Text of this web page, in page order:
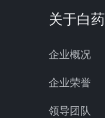
关于白药
企业概况
企业荣誉
领导团队